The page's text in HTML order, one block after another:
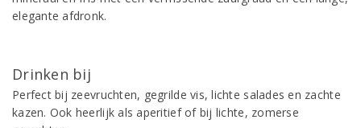
elegante afdronk.
Drinken bij
Perfect bij zeevruchten, gegrilde vis, lichte salades en zachte
kazen. Ook heerlijk als aperitief of bij lichte, zomerse